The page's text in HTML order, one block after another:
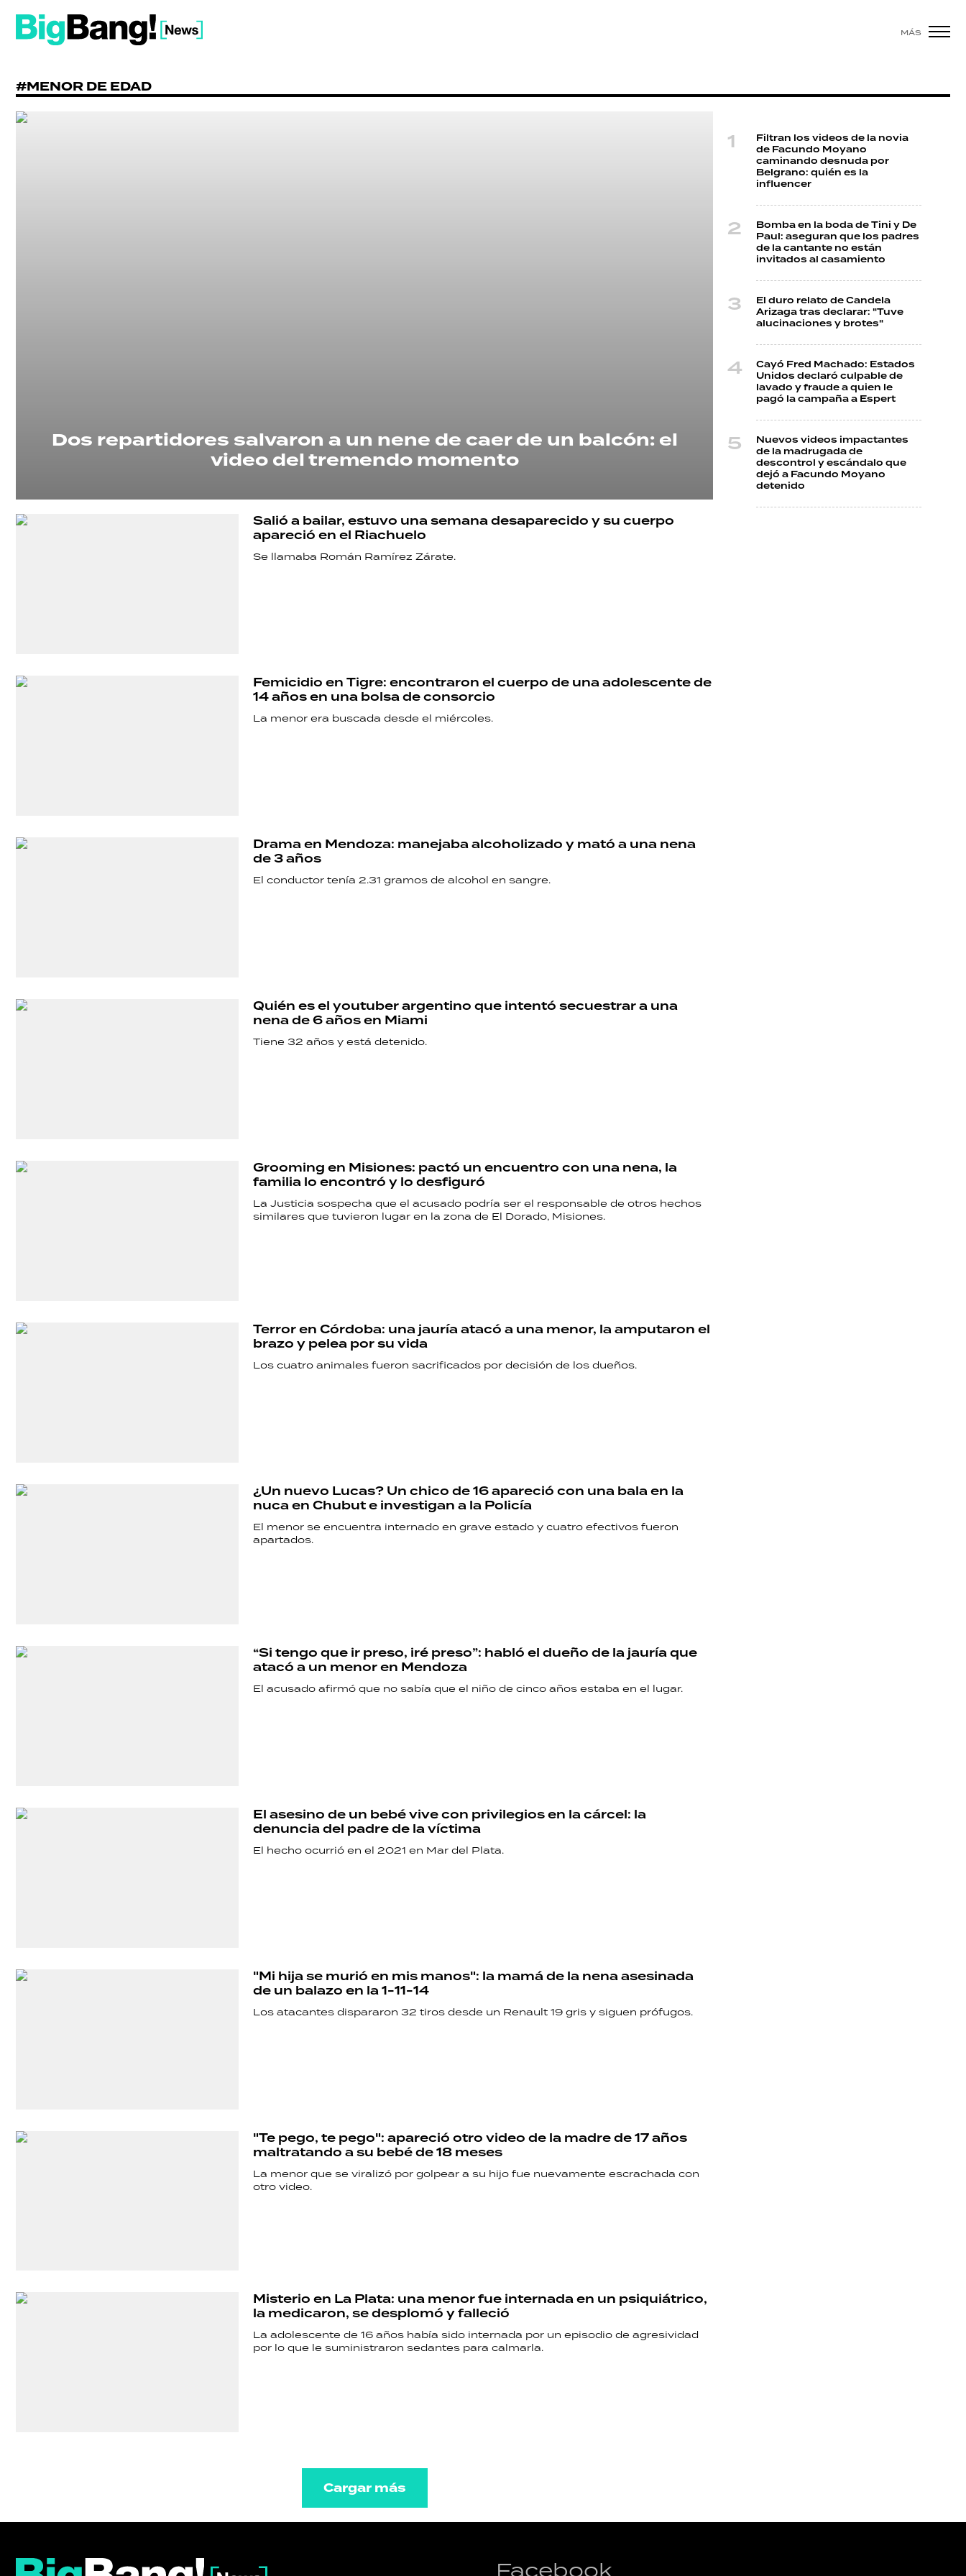
MÁS
#MENOR DE EDAD
Dos repartidores salvaron a un nene de caer de un balcón: el
video del tremendo momento
Salió a bailar, estuvo una semana desaparecido y su cuerpo
apareció en el Riachuelo
Se llamaba Román Ramírez Zárate.
Femicidio en Tigre: encontraron el cuerpo de una adolescente de
14 años en una bolsa de consorcio
La menor era buscada desde el miércoles.
Drama en Mendoza: manejaba alcoholizado y mató a una nena
de 3 años
El conductor tenía 2.31 gramos de alcohol en sangre.
Quién es el youtuber argentino que intentó secuestrar a una
nena de 6 años en Miami
Tiene 32 años y está detenido.
Grooming en Misiones: pactó un encuentro con una nena, la
familia lo encontró y lo desfiguró
La Justicia sospecha que el acusado podría ser el responsable de otros hechos
similares que tuvieron lugar en la zona de El Dorado, Misiones.
Terror en Córdoba: una jauría atacó a una menor, la amputaron el
brazo y pelea por su vida
Los cuatro animales fueron sacrificados por decisión de los dueños.
¿Un nuevo Lucas? Un chico de 16 apareció con una bala en la
nuca en Chubut e investigan a la Policía
El menor se encuentra internado en grave estado y cuatro efectivos fueron
apartados.
“Si tengo que ir preso, iré preso”: habló el dueño de la jauría que
atacó a un menor en Mendoza
El acusado afirmó que no sabía que el niño de cinco años estaba en el lugar.
El asesino de un bebé vive con privilegios en la cárcel: la
denuncia del padre de la víctima
El hecho ocurrió en el 2021 en Mar del Plata.
"Mi hija se murió en mis manos": la mamá de la nena asesinada
de un balazo en la 1-11-14
Los atacantes dispararon 32 tiros desde un Renault 19 gris y siguen prófugos.
"Te pego, te pego": apareció otro video de la madre de 17 años
maltratando a su bebé de 18 meses
La menor que se viralizó por golpear a su hijo fue nuevamente escrachada con
otro video.
Misterio en La Plata: una menor fue internada en un psiquiátrico,
la medicaron, se desplomó y falleció
La adolescente de 16 años había sido internada por un episodio de agresividad
por lo que le suministraron sedantes para calmarla.
Cargar más
Filtran los videos de la novia
de Facundo Moyano
caminando desnuda por
Belgrano: quién es la
influencer
Bomba en la boda de Tini y De
Paul: aseguran que los padres
de la cantante no están
invitados al casamiento
El duro relato de Candela
Arizaga tras declarar: "Tuve
alucinaciones y brotes"
Cayó Fred Machado: Estados
Unidos declaró culpable de
lavado y fraude a quien le
pagó la campaña a Espert
Nuevos videos impactantes
de la madrugada de
descontrol y escándalo que
dejó a Facundo Moyano
detenido
Facebook
POLÍTICA
ACTUALIDAD
ECONOMÍA
HORÓSCOPO